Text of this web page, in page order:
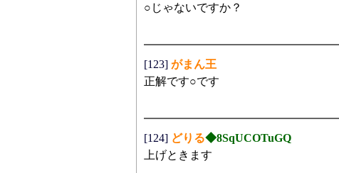
○じゃないですか？
[123] がまん王
正解です○です
[124] どりる◆8SqUCOTuGQ
上げときます